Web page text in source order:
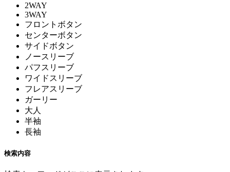
2WAY
3WAY
フロントボタン
センターボタン
サイドボタン
ノースリーブ
パフスリーブ
ワイドスリーブ
フレアスリーブ
ガーリー
大人
半袖
長袖
検索内容